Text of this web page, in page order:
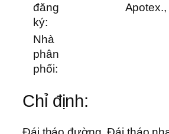
đăng
ký:
Apotex.,
Nhà
phân
phối:
Chỉ định: